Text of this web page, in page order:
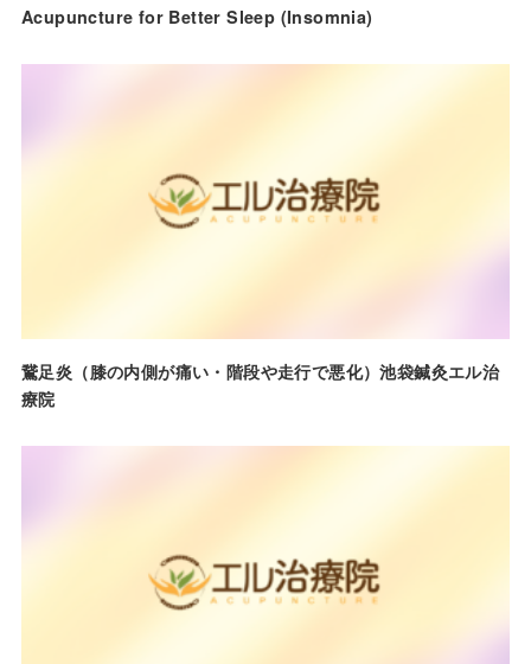
Acupuncture for Better Sleep (Insomnia)
鵞足炎（膝の内側が痛い・階段や走行で悪化）池袋鍼灸エル治
療院